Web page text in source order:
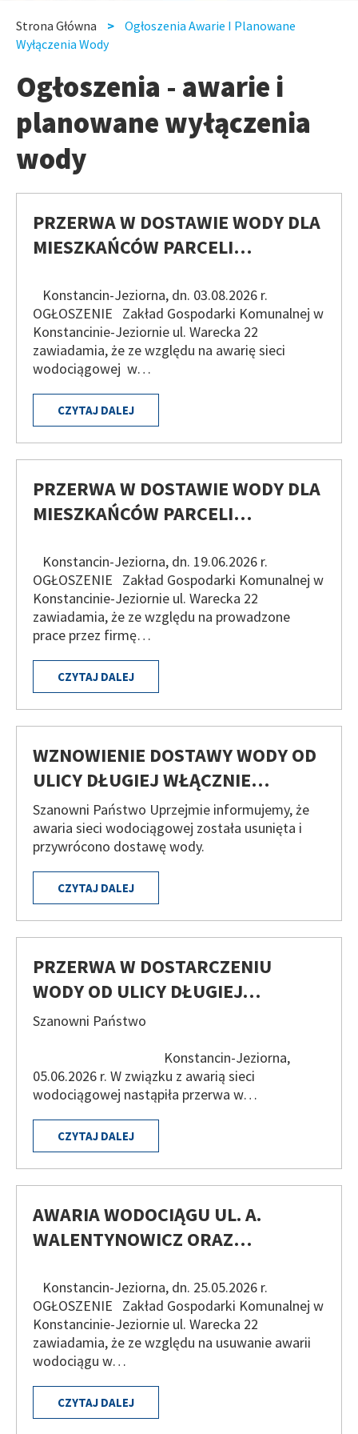
Ścieżka
nawigacyjna
Strona Główna
Ogłoszenia Awarie I Planowane
Wyłączenia Wody
Ogłoszenia - awarie i
planowane wyłączenia
wody
PRZERWA W DOSTAWIE WODY DLA
MIESZKAŃCÓW PARCELI…
Konstancin-Jeziorna, dn. 03.08.2026 r.
OGŁOSZENIE Zakład Gospodarki Komunalnej w
Konstancinie-Jeziornie ul. Warecka 22
zawiadamia, że ze względu na awarię sieci
wodociągowej w…
CZYTAJ DALEJ
PRZERWA W DOSTAWIE WODY DLA
MIESZKAŃCÓW PARCELI…
Konstancin-Jeziorna, dn. 19.06.2026 r.
OGŁOSZENIE Zakład Gospodarki Komunalnej w
Konstancinie-Jeziornie ul. Warecka 22
zawiadamia, że ze względu na prowadzone
prace przez firmę…
CZYTAJ DALEJ
WZNOWIENIE DOSTAWY WODY OD
ULICY DŁUGIEJ WŁĄCZNIE…
Szanowni Państwo Uprzejmie informujemy, że
awaria sieci wodociągowej została usunięta i
przywrócono dostawę wody.
CZYTAJ DALEJ
PRZERWA W DOSTARCZENIU
WODY OD ULICY DŁUGIEJ…
Szanowni Państwo
Konstancin-Jeziorna,
05.06.2026 r. W związku z awarią sieci
wodociągowej nastąpiła przerwa w…
CZYTAJ DALEJ
AWARIA WODOCIĄGU UL. A.
WALENTYNOWICZ ORAZ…
Konstancin-Jeziorna, dn. 25.05.2026 r.
OGŁOSZENIE Zakład Gospodarki Komunalnej w
Konstancinie-Jeziornie ul. Warecka 22
zawiadamia, że ze względu na usuwanie awarii
wodociągu w…
CZYTAJ DALEJ